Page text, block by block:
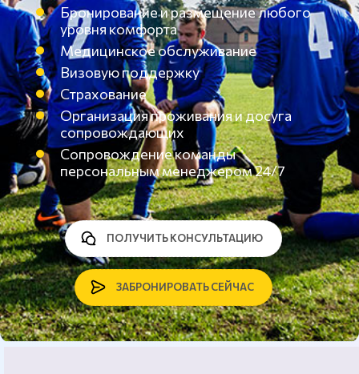
Бронирование и размещение любого
уровня комфорта
Медицинское обслуживание
Визовую поддержку
Страхование
Организация проживания и досуга
сопровождающих
Сопровождение команды
персональным менеджером 24/7
ЗАБРОНИРОВАТЬ СЕЙЧАС
ПОЛУЧИТЬ КОНСУЛЬТАЦИЮ